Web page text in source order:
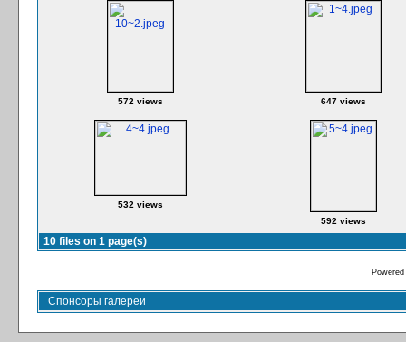
572 views 647 views
532 views
592 views
10 files on 1 page(s)
Спонсоры галереи